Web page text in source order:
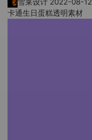
卡通生日蛋糕透明素材